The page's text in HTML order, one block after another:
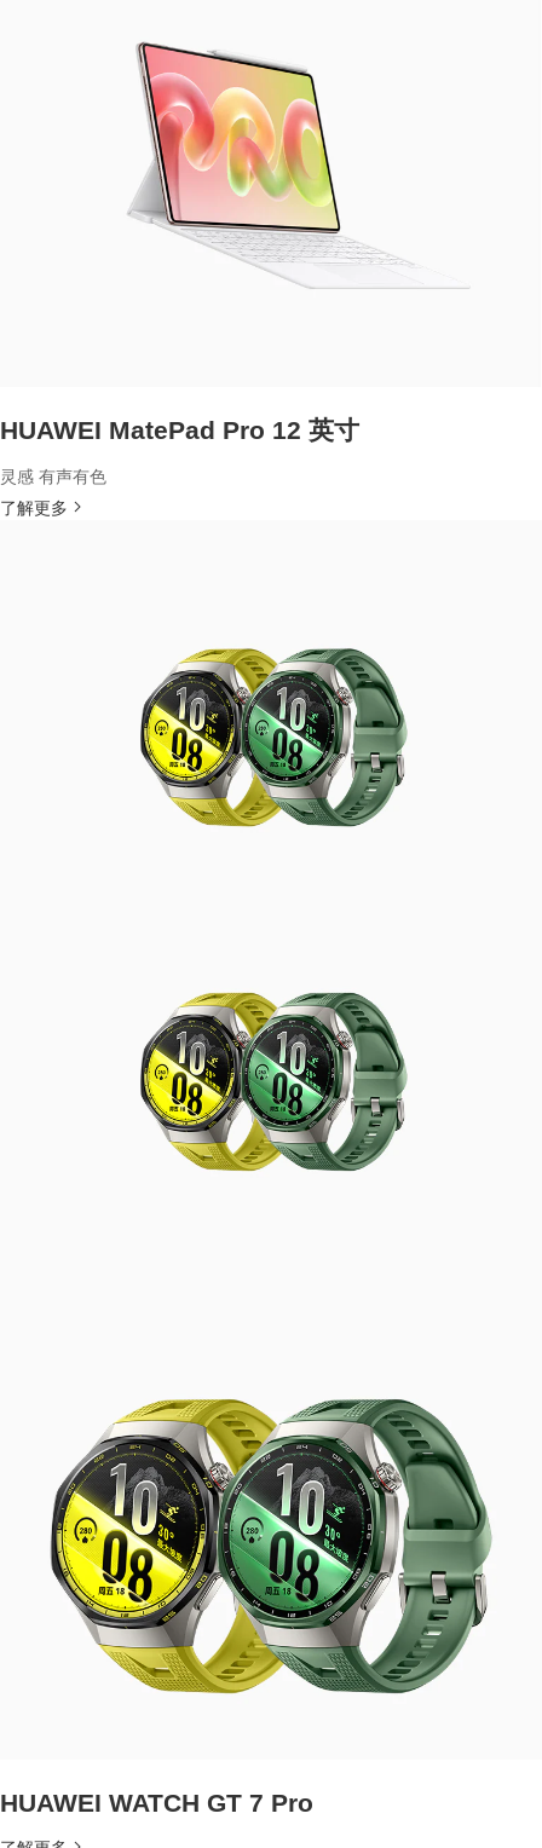
HUAWEI MatePad Pro 12 英寸
灵感 有声有色
了解更多
HUAWEI WATCH GT 7 Pro